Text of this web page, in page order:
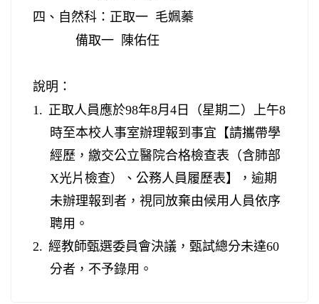
四、自然科：正取一 毛姵蓁
備取一
陳佑任
說明：
1. 正取人員應於98年8月 4 日 （星期二）上午8
時至本校人事室辦理報到事宜【請攜帶學
經歷，繳交公立醫院合格檢查表（含肺部
X光片檢查）、公務人員履歷表】，逾期
未辦理報到者，視同放棄由候用人員依序
聘用。
2. 經教師甄選委員會決議，甄試總分未達60
分者，不予錄用。